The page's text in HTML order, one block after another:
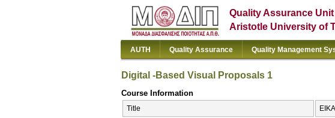
Quality Assurance Unit
Aristotle University of
AUTH Quality Assurance Quality Management
Digital -Based Visual Proposals 1
Course Information
Title